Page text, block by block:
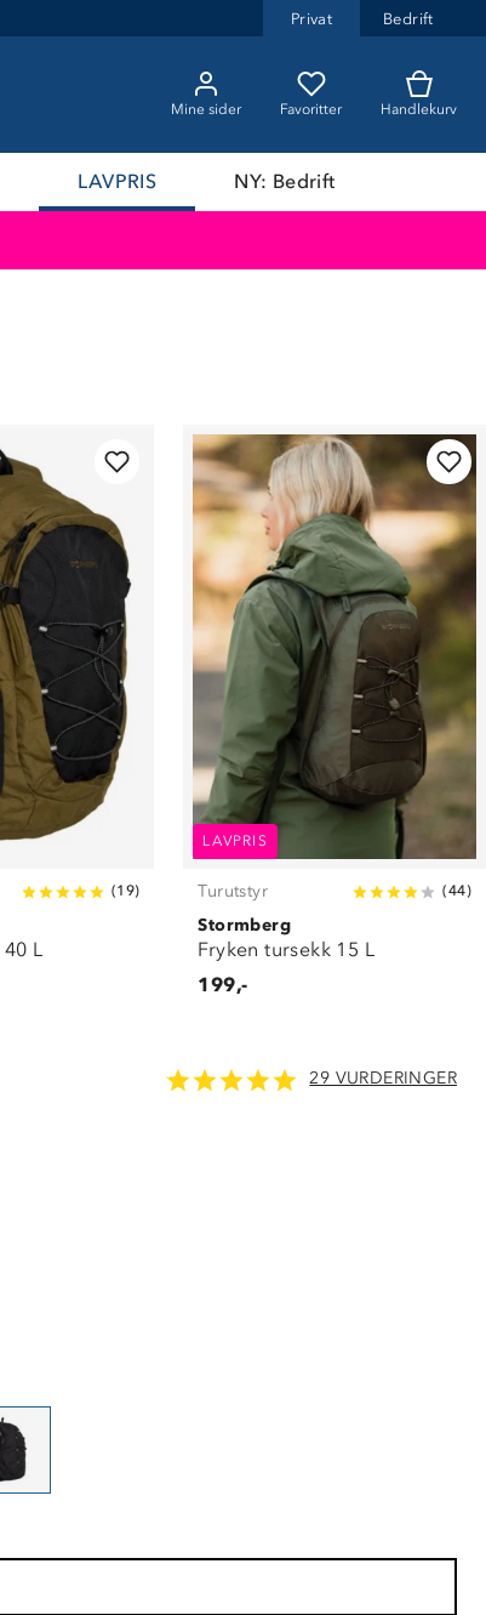
Privat Bedrift
Mine sider Favoritter Handlekurv
LAVPRIS NY: Bedrift
(19)
L
LAVPRIS
Turutstyr (44)
Stormberg
Fryken tursekk 15 L
199,-
29 VURDERINGER